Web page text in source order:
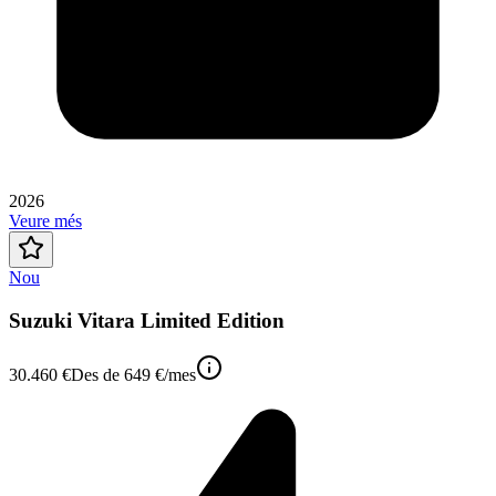
2026
Veure més
Nou
Suzuki Vitara Limited Edition
30.460 €Des de 649 €/mes